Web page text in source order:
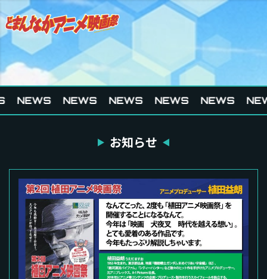
NEWS NEWS NEWS NEWS NEWS
お知らせ